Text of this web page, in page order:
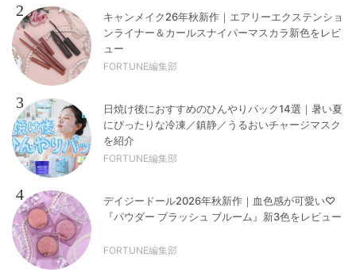
2
キャンメイク26年秋新作｜エアリーエクステンショ
ンライナー＆カールスナイパーマスカラ新色をレビ
ュー
FORTUNE編集部
3
日焼け後におすすめのひんやりパック14選｜暑い夏
にぴったりな冷凍／鎮静／うるおいチャージマスク
を紹介
FORTUNE編集部
4
デイジードール2026年秋新作｜血色感が可愛い♡
『パウダー ブラッシュ ブルーム』新3色をレビュー
FORTUNE編集部